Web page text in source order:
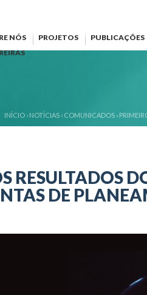
NÓS PROJETOS
PUBLICAÇÕES
INÍCIO › NOTÍCIAS › COMUNICADOS ›
RESULTADOS
DE